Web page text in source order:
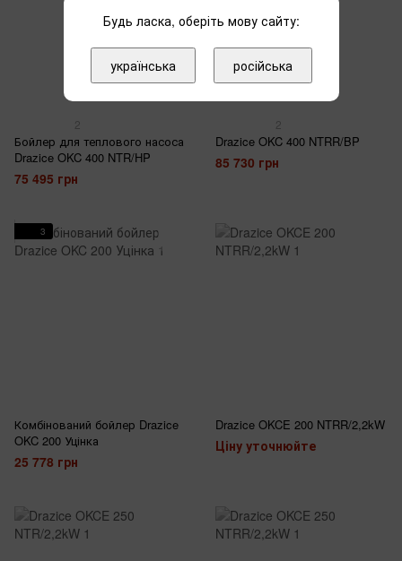
2
Бойлер для теплового насоса
Drazice OKC 400 NTR/HP
75 495 грн
2
Drazice OKC 400 NTRR/BP
85 730 грн
3
Комбінований бойлер Drazice
OKC 200 Уцінка
25 778 грн
Drazice OKCE 200 NTRR/2,2kW
Ціну уточнюйте
Будь ласка, оберіть мову сайту:
українська російська